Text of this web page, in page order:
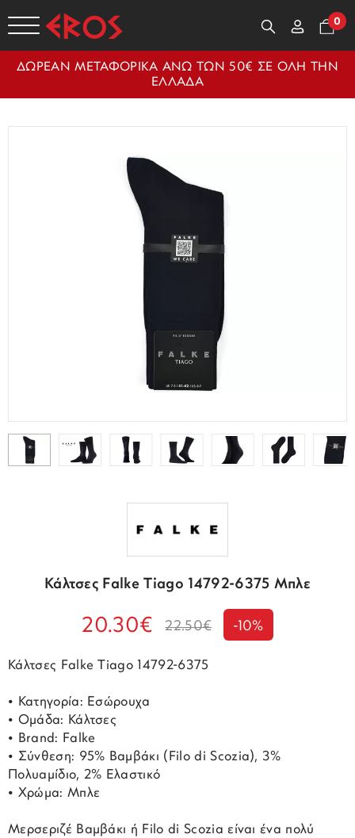
0
ΔΩΡΕΑΝ ΜΕΤΑΦΟΡΙΚΑ ΑΝΩ ΤΩΝ 50€ ΣΕ ΟΛΗ ΤΗΝ
ΕΛΛΑΔΑ
Κάλτσες Falke Tiago 14792-6375 Μπλε
20.30€ 22.50€ -10%
Κάλτσες Falke Tiago 14792-6375
• Κατηγορία: Εσώρουχα
• Ομάδα: Κάλτσες
• Brand: Falke
• Σύνθεση: 95% Βαμβάκι (Filo di Scozia), 3%
Πολυαμίδιο, 2% Ελαστικό
• Χρώμα: Μπλε
Μερσεριζέ Βαμβάκι ή Filo di Scozia είναι ένα πολύ